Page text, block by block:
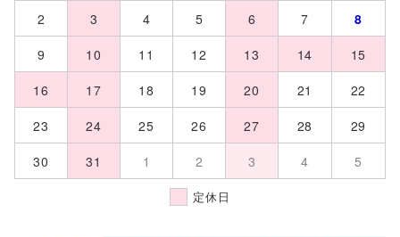
2
3 4 5 6 7
8
9
10 11 12 13 14
15
16
17 18 19 20 21
22
23
24 25 26 27 28
29
30
31 1 2 3 4 5
定休日